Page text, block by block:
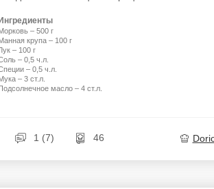
– 500 г
крупа – 100 г
– 100 г
– 0,5 ч.л.
– 0,5 ч.л.
– 3 ст.л.
масло – 4 ст.л.
1 (7) 46